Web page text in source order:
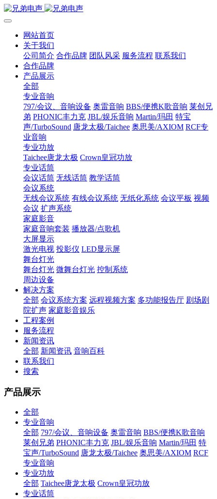
网站首页
关于我们
公司简介 合作品牌 团队风采 服务流程 联系我们
合作品牌
产品展示
全部
专业音响
797/会议、音响设备 奥雷音响 BBS/便携K歌音响 莱创兄
弟 PHONIC丰力克 JBL/娱乐音响 Martin/玛田 特宝
声/TurboSound 唐龙太极/Taichee 奥思美/AXIOM RCF专
业音响
专业功放
Taichee唐龙太极 Crown皇冠功放
专业话筒
会议话筒 无线话筒 教学话筒
会议系统
无线会议系统 有线会议系统 无纸化系统 会议平板 视频
会议 扩声系统
家庭影音
家庭音响套装 播放器/点歌机
大屏显示
激光电视 投影仪 LED显示屏
舞台灯光
舞台灯光 微舞台灯光 控制系统
周边设备
解决方案
全部 会议系统方案 远程视频方案 多功能报告厅 剧场剧
院扩声 家庭影音娱乐
工程案例
服务流程
新闻资讯
全部 新闻资讯 音响百科
联系我们
搜索
产品展示
全部
专业音响
全部 797/会议、音响设备 奥雷音响 BBS/便携K歌音响
莱创兄弟 PHONIC丰力克 JBL/娱乐音响 Martin/玛田 特
宝声/TurboSound 唐龙太极/Taichee 奥思美/AXIOM RCF
专业音响
专业功放
全部 Taichee唐龙太极 Crown皇冠功放
专业话筒